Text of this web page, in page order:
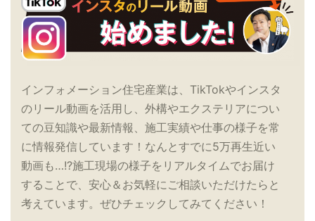
インフォメーション住宅産業は、TikTokやインスタ
のリール動画を活用し、外構やエクステリアについ
ての豆知識や最新情報、施工実績や仕事の様子を常
に情報発信しています！なんとすでに5万再生近い
動画も…!?施工現場の様子をリアルタイムでお届け
することで、安心＆お気軽にご相談いただけたらと
考えています。ぜひチェックしてみてください！